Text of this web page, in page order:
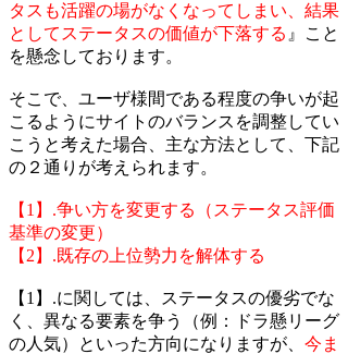
タスも活躍の場がなくなってしまい、結果
としてステータスの価値が下落する 』こと
を懸念しております。
そこで、ユーザ様間である程度の争いが起
こるようにサイトのバランスを調整してい
こうと考えた場合、主な方法として、下記
の２通りが考えられます。
【1】.争い方を変更する（ステータス評価
基準の変更）
【2】.既存の上位勢力を解体する
【1】.に関しては、ステータスの優劣でな
く、異なる要素を争う（例：ドラ懸リーグ
の人気）といった方向になりますが、 今ま